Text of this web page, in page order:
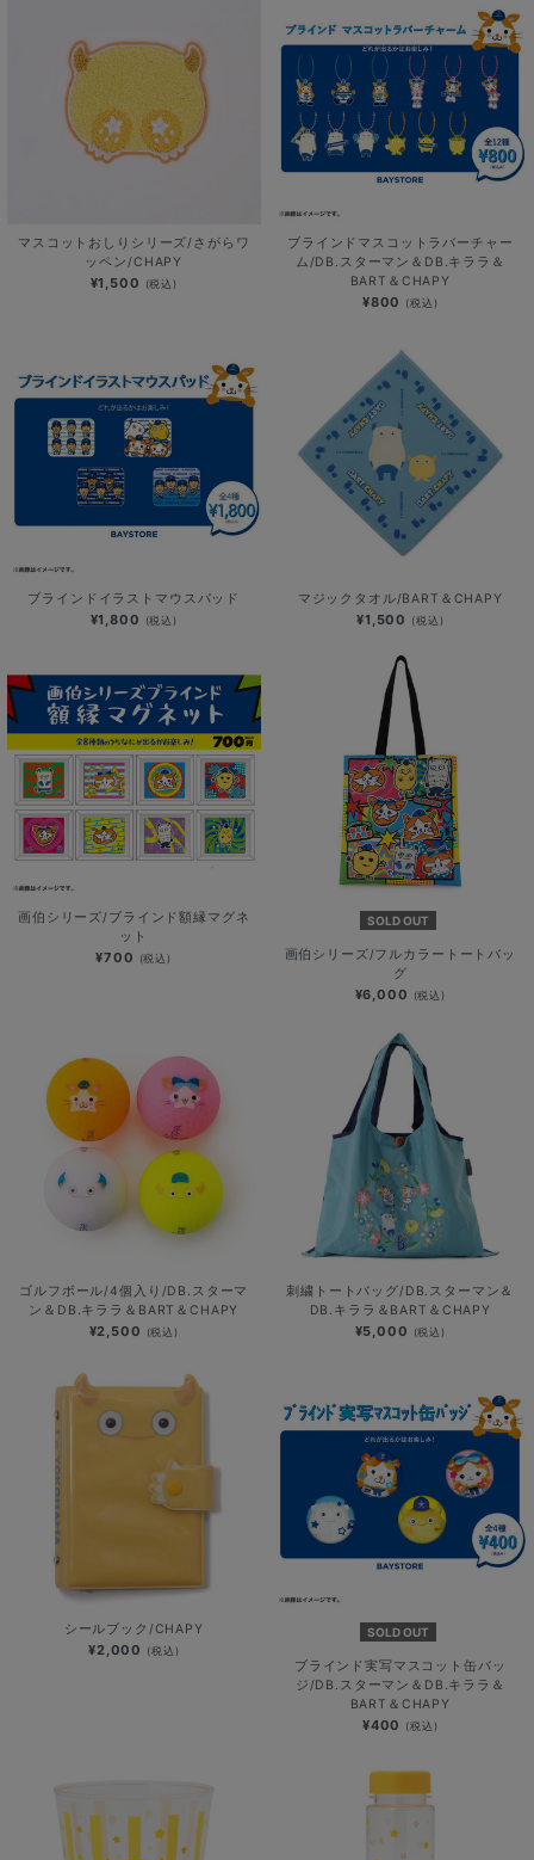
マスコットおしりシリーズ/さがらワ
ッペン/CHAPY
¥1,500 (税込)
ブラインドマスコットラバーチャー
ム/DB.スターマン＆DB.キララ＆
BART＆CHAPY
¥800 (税込)
ブラインドイラストマウスパッド
¥1,800 (税込)
マジックタオル/BART＆CHAPY
¥1,500 (税込)
画伯シリーズ/ブラインド額縁マグネ
ット
¥700 (税込)
SOLD OUT
画伯シリーズ/フルカラートートバッ
グ
¥6,000 (税込)
ゴルフボール/4個入り/DB.スターマ
ン＆DB.キララ＆BART＆CHAPY
¥2,500 (税込)
刺繍トートバッグ/DB.スターマン＆
DB.キララ＆BART＆CHAPY
¥5,000 (税込)
シールブック/CHAPY
¥2,000 (税込)
SOLD OUT
ブラインド実写マスコット缶バッ
ジ/DB.スターマン＆DB.キララ＆
BART＆CHAPY
¥400 (税込)